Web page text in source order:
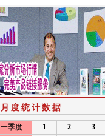
月度统计数据